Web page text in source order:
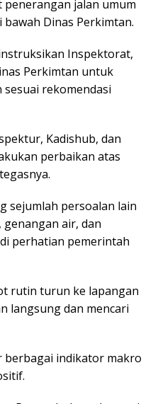
jalan umum
Dinas Perkimtan.
Inspektorat,
Perkimtan untuk
rekomendasi
Kadishub, dan
perbaikan atas
sejumlah persoalan lain
air, dan
perhatian pemerintah
rutin turun ke lapangan
langsung dan mencari
berbagai indikator makro